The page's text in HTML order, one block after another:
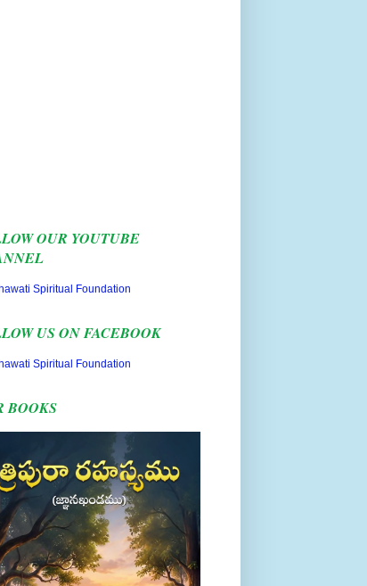
OUR YOUTUBE
Spiritual Foundation
US ON FACEBOOK
Spiritual Foundation
BOOKS